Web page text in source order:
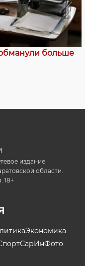
больше
издание
области.
18+
Экономика
СарИнФото